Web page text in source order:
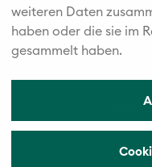
weiteren Daten
haben oder die sie im
gesammelt haben.